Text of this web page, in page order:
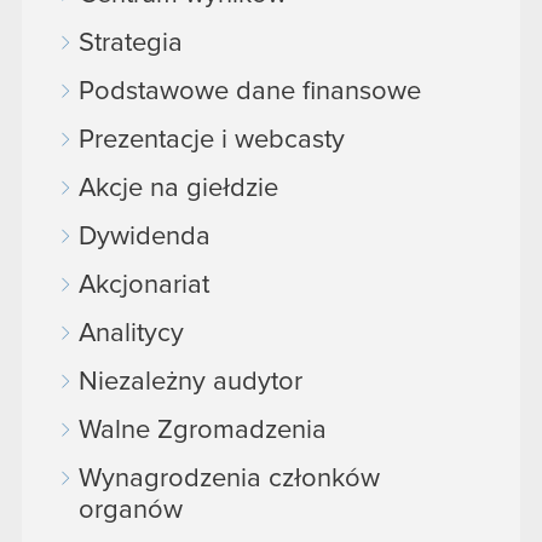
podczas korzystania z ich usług. Kontynuując
korzystanie z naszej witryny, zgadasz się na
Strategia
Podstawowe dane finansowe
Prezentacje i webcasty
Akcje na giełdzie
Dywidenda
Akcjonariat
Analitycy
Niezależny audytor
Walne Zgromadzenia
Wynagrodzenia członków
organów